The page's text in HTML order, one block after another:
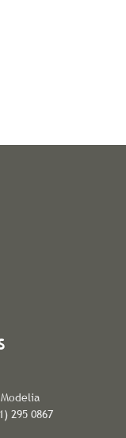
295 0867